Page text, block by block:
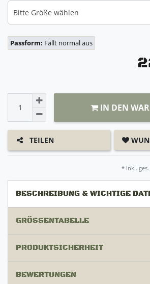
Bitte Größe wählen
Passform: Fällt normal aus
IN DEN
TEILEN
* inkl. ges.
BESCHREIBUNG & WICHTIGE
GRÖSSENTABELLE
PRODUKTSICHERHEIT
BEWERTUNGEN